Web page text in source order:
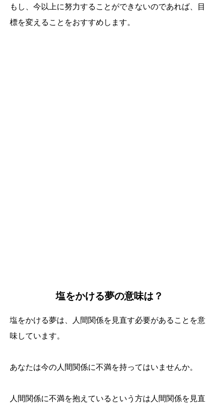
もし、今以上に努力することができないのであれば、目
標を変えることをおすすめします。
塩をかける夢の意味は？
塩をかける夢は、人間関係を見直す必要があることを意
味しています。
あなたは今の人間関係に不満を持ってはいませんか。
人間関係に不満を抱えているという方は人間関係を見直